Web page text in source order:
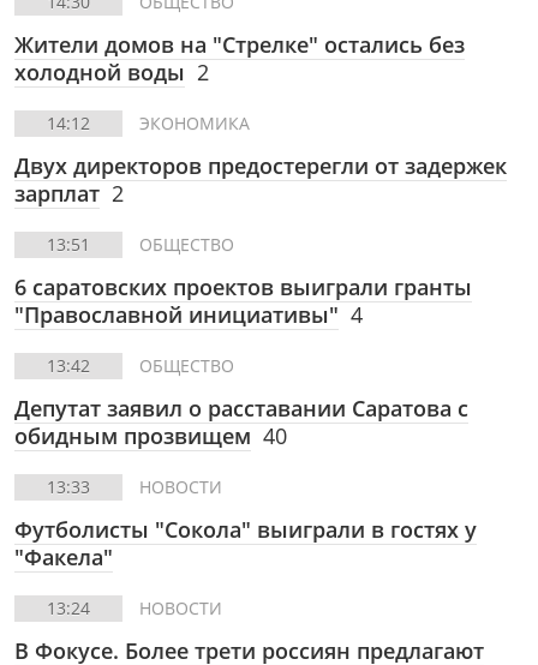
Жители домов на "Стрелке" остались без
холодной воды 2
14:12 ЭКОНОМИКА
Двух директоров предостерегли от задержек
зарплат 2
13:51 ОБЩЕСТВО
6 саратовских проектов выиграли гранты
"Православной инициативы" 4
13:42 ОБЩЕСТВО
Депутат заявил о расставании Саратова с
обидным прозвищем 40
13:33 НОВОСТИ
Футболисты "Сокола" выиграли в гостях у
"Факела"
13:24 НОВОСТИ
В Фокусе. Более трети россиян предлагают